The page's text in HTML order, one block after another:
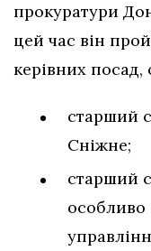
прокуратури
цей час він
керівних посад,
старший
Сніжне;
старший
особливо